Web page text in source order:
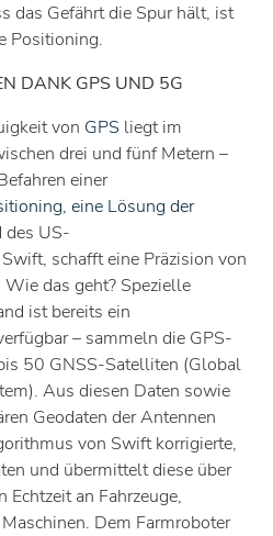
das Gefährt die Spur hält, ist
Positioning.
DANK GPS UND 5G
von GPS liegt im
drei und fünf Metern –
einer
eine Lösung der
des US-
schafft eine Präzision von
das geht? Spezielle
ist bereits ein
– sammeln die GPS-
50 GNSS-Satelliten (Global
Aus diesen Daten sowie
Geodaten der Antennen
von Swift korrigierte,
und übermittelt diese über
an Fahrzeuge,
Dem Farmroboter